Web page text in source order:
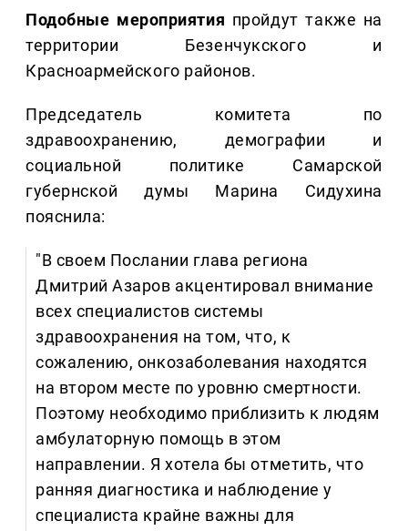
Подобные мероприятия пройдут также на
территории Безенчукского и
Красноармейского районов.
Председатель комитета по
здравоохранению, демографии и
социальной политике Самарской
губернской думы Марина Сидухина
пояснила:
"В своем Послании глава региона
Дмитрий Азаров акцентировал внимание
всех специалистов системы
здравоохранения на том, что, к
сожалению, онкозаболевания находятся
на втором месте по уровню смертности.
Поэтому необходимо приблизить к людям
амбулаторную помощь в этом
направлении. Я хотела бы отметить, что
ранняя диагностика и наблюдение у
специалиста крайне важны для